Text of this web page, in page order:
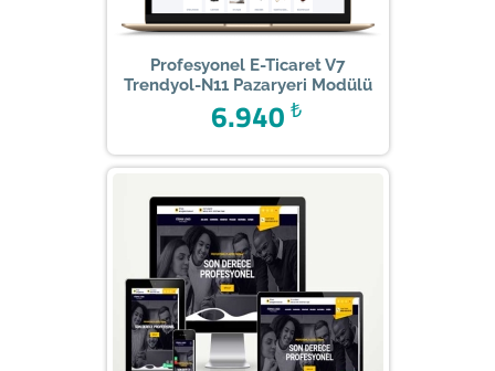
Profesyonel E-Ticaret V7
Trendyol-N11 Pazaryeri Modülü
₺
6.940